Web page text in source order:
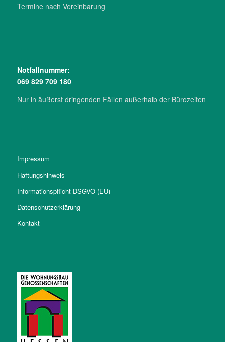
Termine nach Verein­barung
Notfall­nummer:
069 829 709 180
Nur in äußerst drin­genden Fällen außerhalb der Büro­zeiten
Im­pres­sum
Haf­tungs­hinweis
Infor­mations­pflicht DSGVO (EU)
Daten­schutz­erklärung
Kontakt